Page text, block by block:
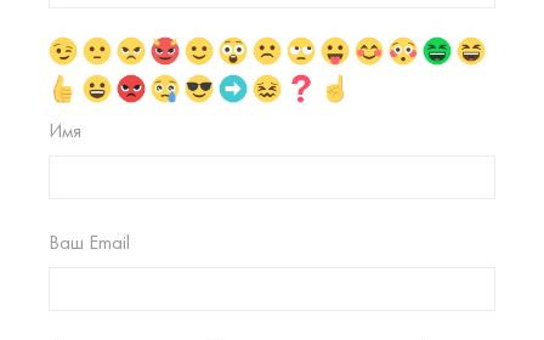
Имя
Ваш Email